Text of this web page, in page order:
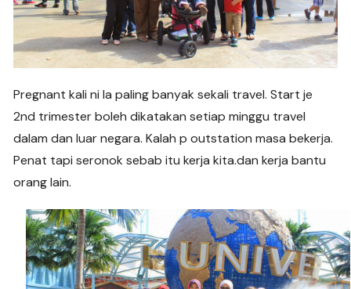
Pregnant kali ni la paling banyak sekali travel. Start je
2nd trimester boleh dikatakan setiap minggu travel
dalam dan luar negara. Kalah p outstation masa bekerja.
Penat tapi seronok sebab itu kerja kita.dan kerja bantu
orang lain.